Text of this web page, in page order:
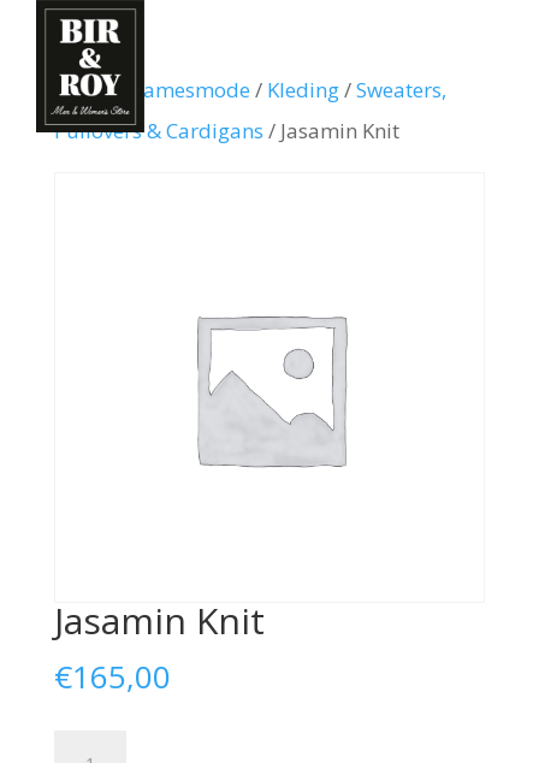
Home/ Damesmode / Kleding/Sweaters,
Pullovers & Cardigans / Jasamin Knit
Jasamin Knit
€165,00